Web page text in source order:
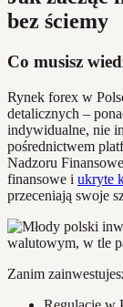
bez ściemy
Co musisz
Rynek forex w
detalicznych –
indywidualne, nie
pośrednictwem
Nadzoru
finansowe i ukryte
przeceniają swoje
Zanim